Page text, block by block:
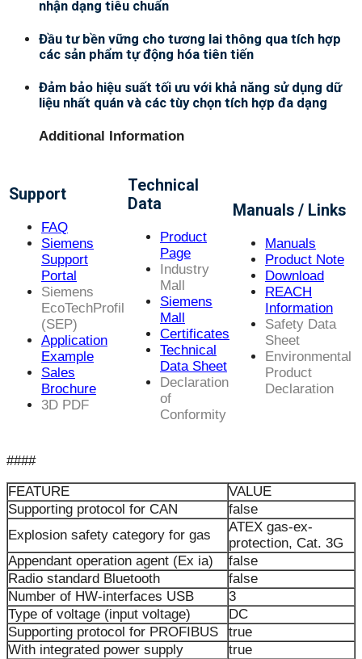
nhận dạng tiêu chuẩn
Đầu tư bền vững cho tương lai thông qua tích hợp
các sản phẩm tự động hóa tiên tiến
Đảm bảo hiệu suất tối ưu với khả năng sử dụng dữ
liệu nhất quán và các tùy chọn tích hợp đa dạng
Additional Information
Support
FAQ
Siemens
Support
Portal
Siemens
EcoTechProfil
(SEP)
Application
Example
Sales
Brochure
3D PDF
Technical
Data
Product
Page
Industry
Mall
Siemens
Mall
Certificates
Technical
Data Sheet
Declaration
of
Conformity
Manuals / Links
Manuals
Product Note
Download
REACH
Information
Safety Data
Sheet
Environmental
Product
Declaration
####
FEATURE
VALUE
Supporting protocol for CAN
false
Explosion safety category for gas
ATEX gas-ex-
protection, Cat. 3G
Appendant operation agent (Ex ia)
false
Radio standard Bluetooth
false
Number of HW-interfaces USB
3
Type of voltage (input voltage)
DC
Supporting protocol for PROFIBUS
true
With integrated power supply
true